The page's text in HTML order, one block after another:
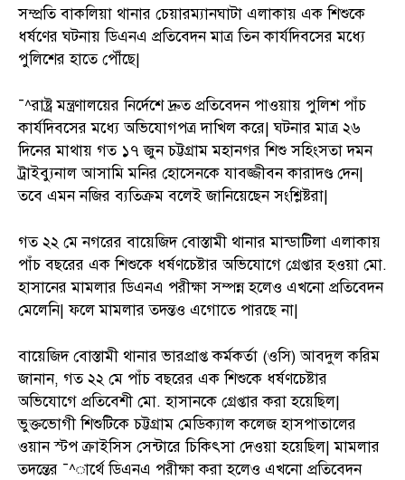
সম্প্রতি বাকলিয়া থানার চেয়ারম্যানঘাটা এলাকায় এক শিশুকে
ধর্ষণের ঘটনায় ডিএনএ প্রতিবেদন মাত্র তিন কার্যদিবসের মধ্যে
পুলিশের হাতে পৌঁছে|
¯^রাষ্ট্র মন্ত্রণালয়ের নির্দেশে দ্রুত প্রতিবেদন পাওয়ায় পুলিশ পাঁচ
কার্যদিবসের মধ্যে অভিযোগপত্র দাখিল করে| ঘটনার মাত্র ২৬
দিনের মাথায় গত ১৭ জুন চট্টগ্রাম মহানগর শিশু সহিংসতা দমন
ট্রাইব্যুনাল আসামি মনির হোসেনকে যাবজ্জীবন কারাদণ্ড দেন|
তবে এমন নজির ব্যতিক্রম বলেই জানিয়েছেন সংশ্লিষ্টরা|
গত ২২ মে নগরের বায়েজিদ বোস্তামী থানার মান্ডাটিলা এলাকায়
পাঁচ বছরের এক শিশুকে ধর্ষণচেষ্টার অভিযোগে গ্রেপ্তার হওয়া মো.
হাসানের মামলার ডিএনএ পরীক্ষা সম্পন্ন হলেও এখনো প্রতিবেদন
মেলেনি| ফলে মামলার তদন্তও এগোতে পারছে না|
বায়েজিদ বোস্তামী থানার ভারপ্রাপ্ত কর্মকর্তা (ওসি) আবদুল করিম
জানান, গত ২২ মে পাঁচ বছরের এক শিশুকে ধর্ষণচেষ্টার
অভিযোগে প্রতিবেশী মো. হাসানকে গ্রেপ্তার করা হয়েছিল|
ভুক্তভোগী শিশুটিকে চট্টগ্রাম মেডিক্যাল কলেজ হাসপাতালের
ওয়ান স্টপ ক্রাইসিস সেন্টারে চিকিৎসা দেওয়া হয়েছিল| মামলার
তদন্তের ¯^ার্থে ডিএনএ পরীক্ষা করা হলেও এখনো প্রতিবেদন